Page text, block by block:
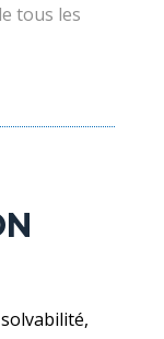
tous les